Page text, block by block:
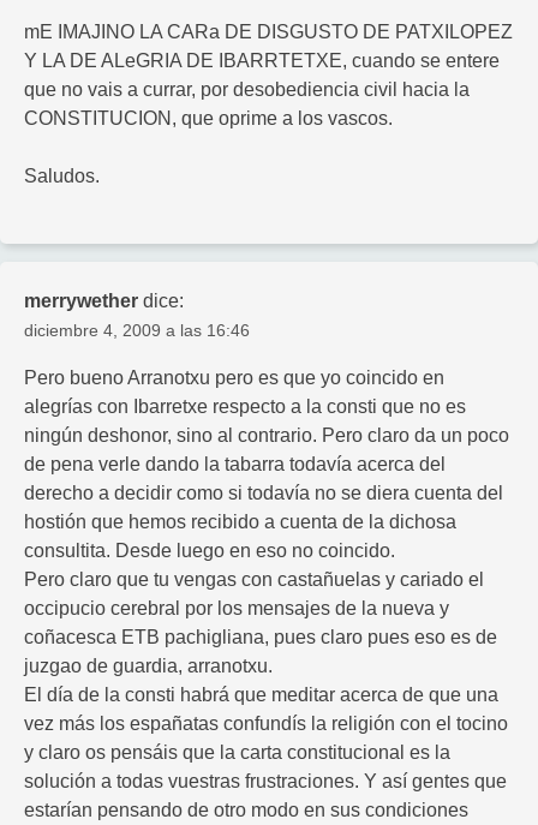
mE IMAJINO LA CARa DE DISGUSTO DE PATXILOPEZ
Y LA DE ALeGRIA DE IBARRTETXE, cuando se entere
que no vais a currar, por desobediencia civil hacia la
CONSTITUCION, que oprime a los vascos.
Saludos.
merrywether dice:
diciembre 4, 2009 a las 16:46
Pero bueno Arranotxu pero es que yo coincido en
alegrías con Ibarretxe respecto a la consti que no es
ningún deshonor, sino al contrario. Pero claro da un poco
de pena verle dando la tabarra todavía acerca del
derecho a decidir como si todavía no se diera cuenta del
hostión que hemos recibido a cuenta de la dichosa
consultita. Desde luego en eso no coincido.
Pero claro que tu vengas con castañuelas y cariado el
occipucio cerebral por los mensajes de la nueva y
coñacesca ETB pachigliana, pues claro pues eso es de
juzgao de guardia, arranotxu.
El día de la consti habrá que meditar acerca de que una
vez más los españatas confundís la religión con el tocino
y claro os pensáis que la carta constitucional es la
solución a todas vuestras frustraciones. Y así gentes que
estarían pensando de otro modo en sus condiciones